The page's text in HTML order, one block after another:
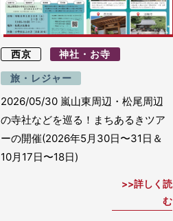
西京 神社・お寺
旅・レジャー
2026/05/30 嵐山東周辺・松尾周辺
の寺社などを巡る！まちあるきツア
ーの開催(2026年5月30日〜31日＆
10月17日〜18日)
詳しく読
む